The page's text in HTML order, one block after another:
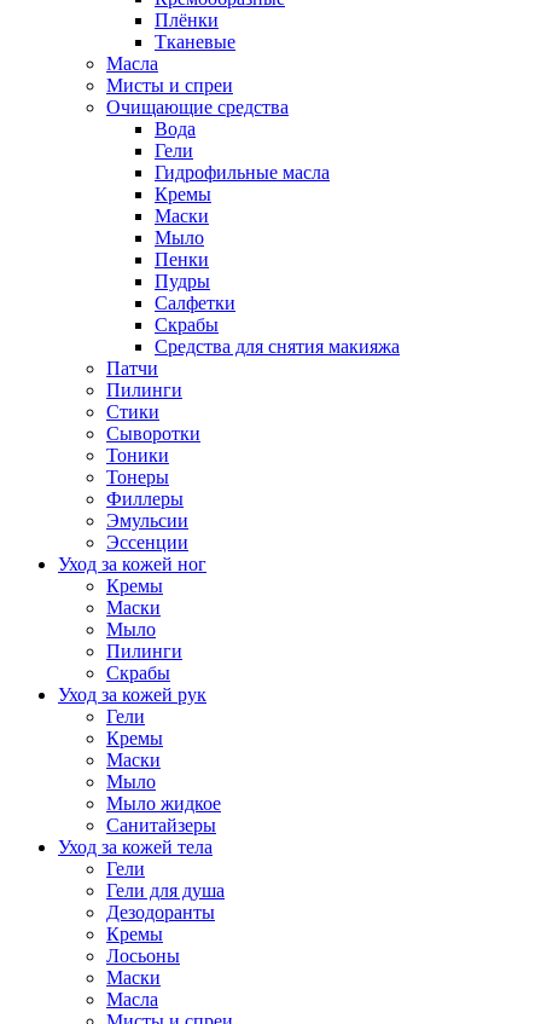
Плёнки
Тканевые
Масла
Мисты и спреи
Очищающие средства
Вода
Гели
Гидрофильные масла
Кремы
Маски
Мыло
Пенки
Пудры
Салфетки
Скрабы
Средства для снятия макияжа
Патчи
Пилинги
Стики
Сыворотки
Тоники
Тонеры
Филлеры
Эмульсии
Эссенции
Уход за кожей ног
Кремы
Маски
Мыло
Пилинги
Скрабы
Уход за кожей рук
Гели
Кремы
Маски
Мыло
Мыло жидкое
Санитайзеры
Уход за кожей тела
Гели
Гели для душа
Дезодоранты
Кремы
Лосьоны
Маски
Масла